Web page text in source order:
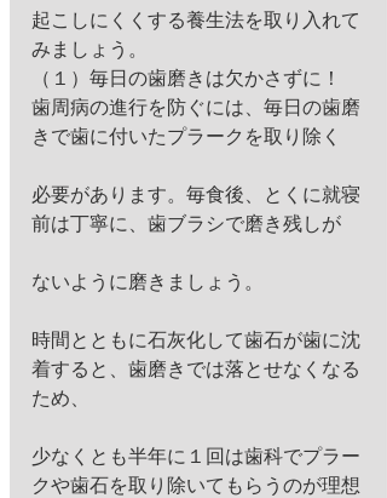
起こしにくくする養生法を取り入れて
みましょう。
（１）毎日の歯磨きは欠かさずに！
歯周病の進行を防ぐには、毎日の歯磨
きで歯に付いたプラークを取り除く
必要があります。毎食後、とくに就寝
前は丁寧に、歯ブラシで磨き残しが
ないように磨きましょう。
時間とともに石灰化して歯石が歯に沈
着すると、歯磨きでは落とせなくなる
ため、
少なくとも半年に１回は歯科でプラー
クや歯石を取り除いてもらうのが理想